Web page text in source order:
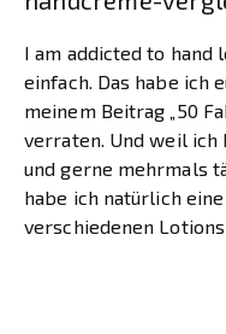
I am addicted to hand
einfach. Das habe ich
meinem Beitrag „50
verraten. Und weil ich
und gerne mehrmals
habe ich natürlich
verschiedenen Lotions